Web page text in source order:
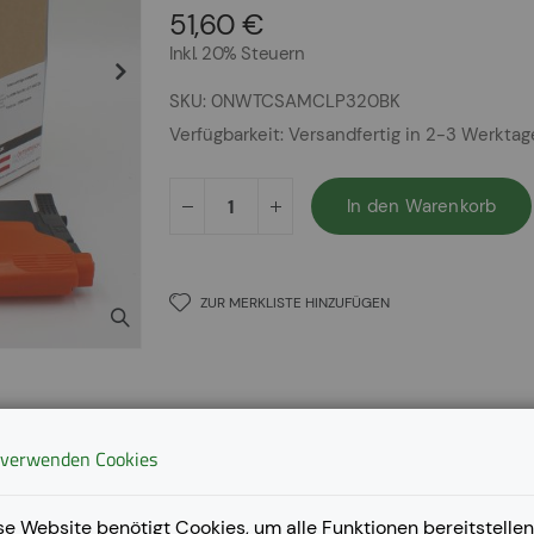
51,60 €
Inkl. 20% Steuern
SKU 0NWTCSAMCLP320BK
Verfügbarkeit: Versandfertig in 2-3
In den Warenkorb
ZUR MERKLISTE HINZUFÜGEN
Cookies
Website benötigt Cookies, um alle Funktionen